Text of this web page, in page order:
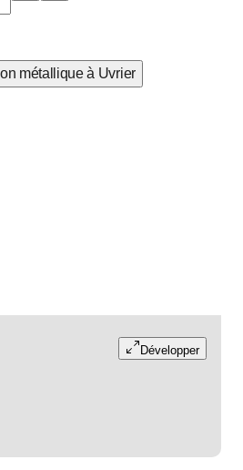
métallique à Uvrier
Développer